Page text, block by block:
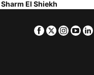
El Shiekh
Facebook
Twitter